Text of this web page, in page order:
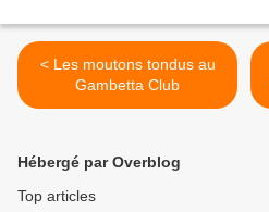
< Les moutons tondus au
Gambetta Club
Hébergé par Overblog
Top articles